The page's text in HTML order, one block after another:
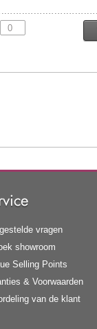
vragen
showroom
Selling Points
& Voorwaarden
van de klant